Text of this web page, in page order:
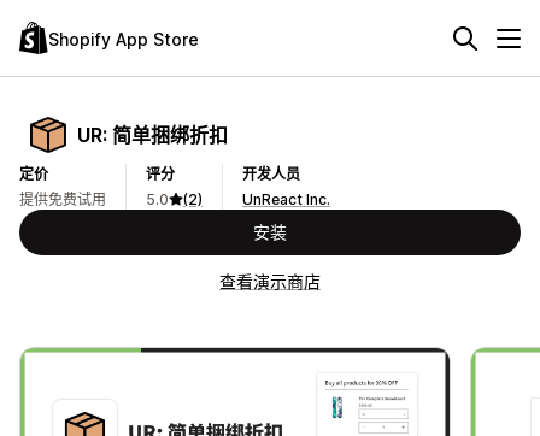
Shopify App Store
UR: 简单捆绑折扣
定价
提供免费试用
评分
5.0
(2)
开发人员
UnReact Inc.
安装
查看演示商店